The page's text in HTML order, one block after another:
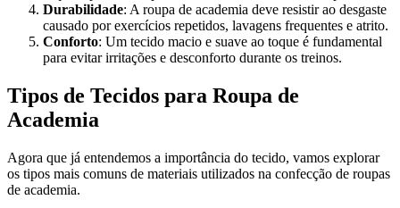
Durabilidade: A roupa de academia deve resistir ao desgaste
causado por exercícios repetidos, lavagens frequentes e atrito.
Conforto: Um tecido macio e suave ao toque é fundamental
para evitar irritações e desconforto durante os treinos.
Tipos de Tecidos para Roupa de
Academia
Agora que já entendemos a importância do tecido, vamos explorar
os tipos mais comuns de materiais utilizados na confecção de roupas
de academia.